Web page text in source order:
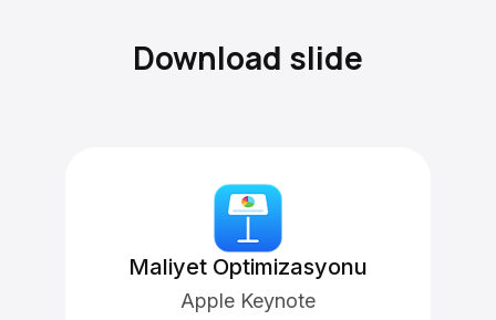
Download slide
Maliyet Optimizasyonu
Apple Keynote